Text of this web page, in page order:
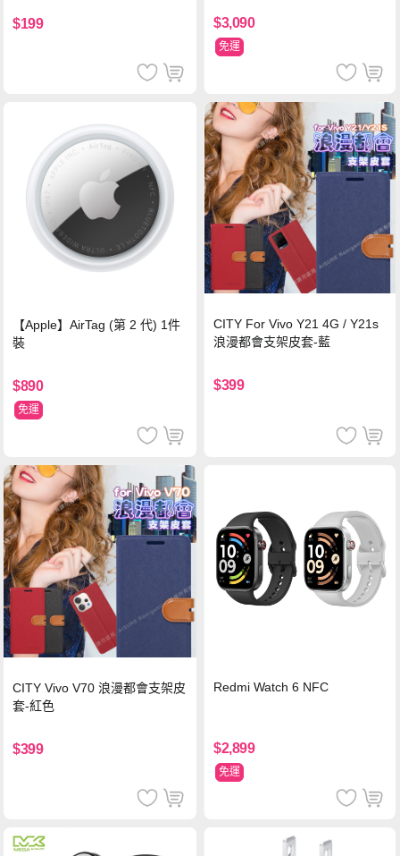
$199 $3,090
免運
【Apple】AirTag (第 2 代) 1件
裝
$890
免運
CITY For Vivo Y21 4G / Y21s
浪漫都會支架皮套-藍
$399
CITY Vivo V70 浪漫都會支架皮
套-紅色
$399
Redmi Watch 6 NFC
$2,899
免運